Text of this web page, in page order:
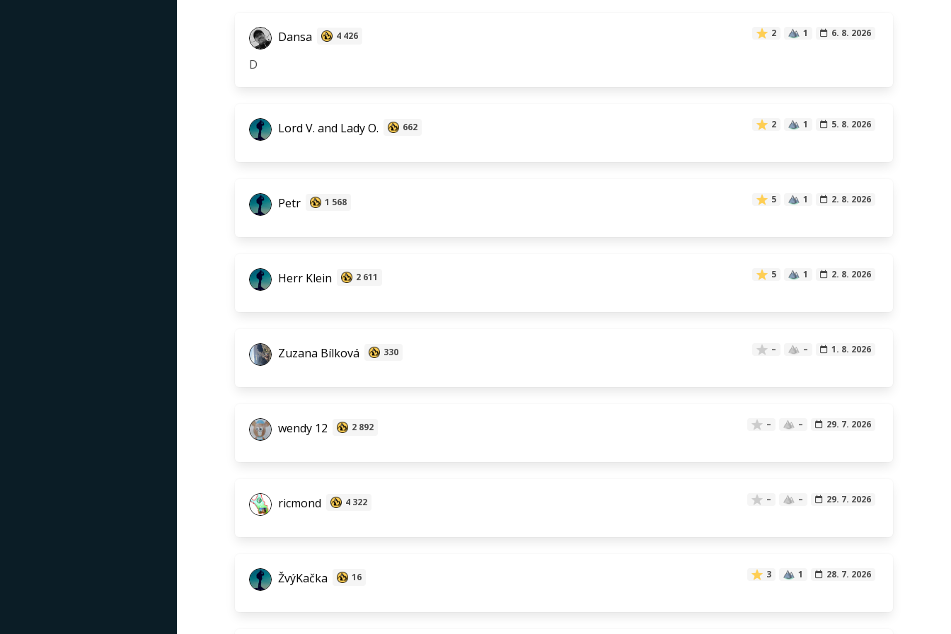
Dansa 4 426 2 1 6. 8. 2026
D
Lord V. and Lady O. 662 2 1 5. 8. 2026
Petr 1 568 5 1 2. 8. 2026
Herr Klein 2 611 5 1 2. 8. 2026
Zuzana Bílková 330 – – 1. 8. 2026
wendy 12 2 892 – – 29. 7. 2026
ricmond 4 322 – – 29. 7. 2026
ŽvýKačka 16 3 1 28. 7. 2026